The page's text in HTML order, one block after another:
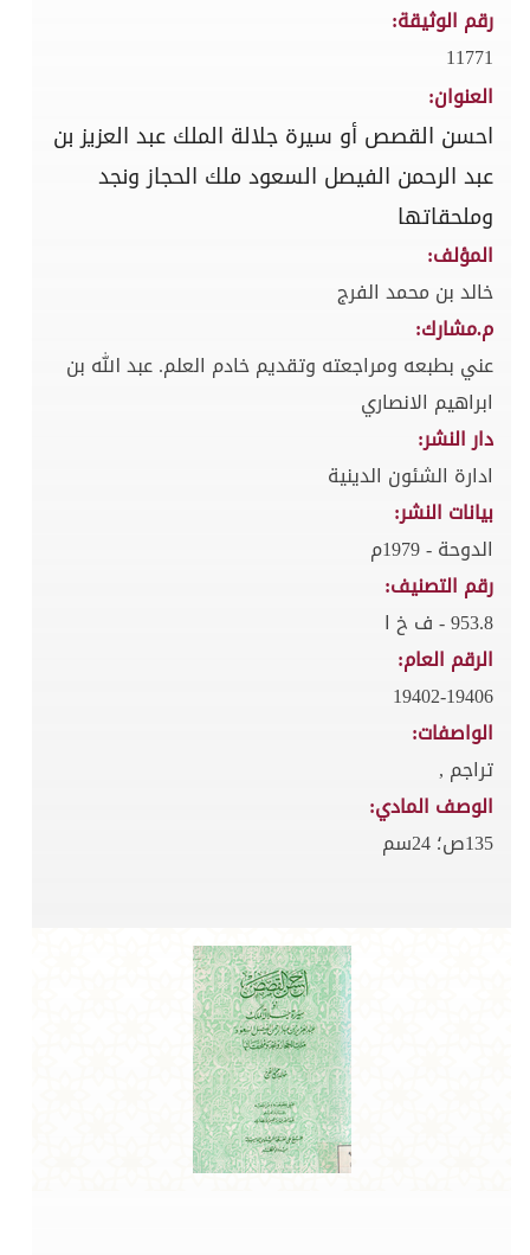
رقم الوثيقة:
11771
العنوان:
احسن القصص أو سيرة جلالة الملك عبد العزيز بن
عبد الرحمن الفيصل السعود ملك الحجاز ونجد
وملحقاتها
المؤلف:
خالد بن محمد الفرج
م.مشارك:
عني بطبعه ومراجعته وتقديم خادم العلم. عبد الله بن
ابراهيم الانصاري
دار النشر:
ادارة الشئون الدينية
بيانات النشر:
الدوحة - 1979م
رقم التصنيف:
953.8 - ف خ ا
الرقم العام:
19402-19406
الواصفات:
تراجم ,
الوصف المادي:
135ص؛ 24سم